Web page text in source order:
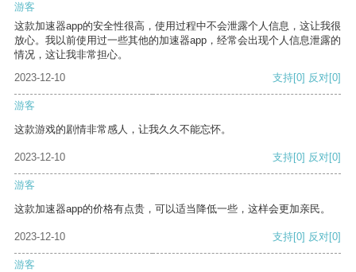
游客
这款加速器app的安全性很高，使用过程中不会泄露个人信息，这让我很
放心。我以前使用过一些其他的加速器app，经常会出现个人信息泄露的
情况，这让我非常担心。
2023-12-10
支持[0] 反对[0]
游客
这款游戏的剧情非常感人，让我久久不能忘怀。
2023-12-10 支持[0] 反对[0]
游客
这款加速器app的价格有点贵，可以适当降低一些，这样会更加亲民。
2023-12-10 支持[0] 反对[0]
游客